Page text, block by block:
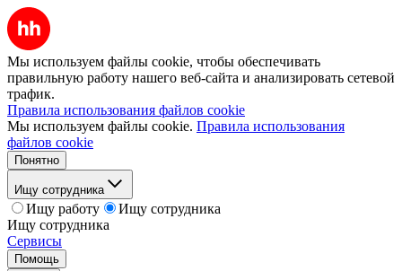
Мы используем файлы cookie, чтобы обеспечивать
правильную работу нашего веб-сайта и анализировать сетевой
трафик.
Правила использования файлов cookie
Мы используем файлы cookie. Правила использования
файлов cookie
Понятно
Ищу сотрудника
Ищу работу
Ищу сотрудника
Ищу сотрудника
Сервисы
Помощь